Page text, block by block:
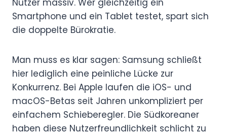
Nutzer massiv. Wer gleichzeitig ein
Smartphone und ein Tablet testet, spart sich
die doppelte Bürokratie.
Man muss es klar sagen: Samsung schließt
hier lediglich eine peinliche Lücke zur
Konkurrenz. Bei Apple laufen die iOS- und
macOS-Betas seit Jahren unkompliziert per
einfachem Schieberegler. Die Südkoreaner
haben diese Nutzerfreundlichkeit schlicht zu